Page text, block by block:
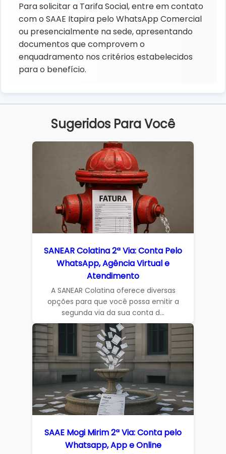
Para solicitar a Tarifa Social, entre em contato
com o SAAE Itapira pelo WhatsApp Comercial
ou presencialmente na sede, apresentando
documentos que comprovem o
enquadramento nos critérios estabelecidos
para o benefício.
Sugeridos Para Você
SANEAR Colatina 2ª Via: Conta Pelo
WhatsApp, Agência Virtual e
Atendimento
A SANEAR Colatina oferece diversas
opções para que você possa emitir a
segunda via da sua conta d...
SAAE Mogi Mirim 2ª Via: Conta pelo
Whatsapp, App e Online